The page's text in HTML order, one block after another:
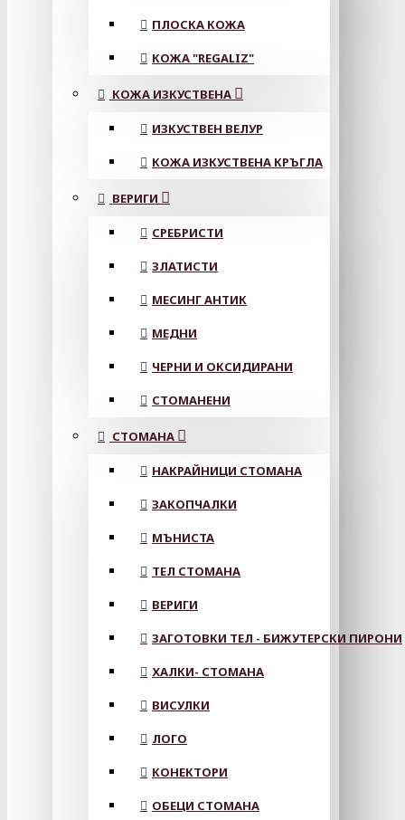
ПЛОСКА КОЖА
КОЖА "REGALIZ"
КОЖА ИЗКУСТВЕНА
ИЗКУСТВЕН ВЕЛУР
КОЖА ИЗКУСТВЕНА КРЪГЛА
ВЕРИГИ
СРЕБРИСТИ
ЗЛАТИСТИ
МЕСИНГ АНТИК
МЕДНИ
ЧЕРНИ И ОКСИДИРАНИ
СТОМАНЕНИ
СТОМАНА
НАКРАЙНИЦИ СТОМАНА
ЗАКОПЧАЛКИ
МЪНИСТА
ТЕЛ СТОМАНА
ВЕРИГИ
ЗАГОТОВКИ ТЕЛ - БИЖУТЕРСКИ ПИРОНИ
ХАЛКИ- СТОМАНА
ВИСУЛКИ
ЛОГО
КОНЕКТОРИ
ОБЕЦИ СТОМАНА